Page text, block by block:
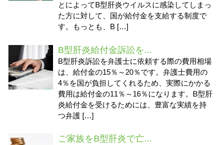
とによってB型肝炎ウイルスに感染してしまっ
た方に対して、国が給付金を支給する制度で
す。もっとも、B […]
B型肝炎給付金訴訟を...
B型肝炎訴訟を弁護士に依頼する際の費用相場
は、給付金の15％～20％です。弁護士費用の
4％を国が負担してくれるため、実際にかかる
費用は給付金の11％～16％になります。B型肝
炎給付金を受けるためには、豊富な実績を持
つ弁護 […]
ご家族をB型肝炎で亡...